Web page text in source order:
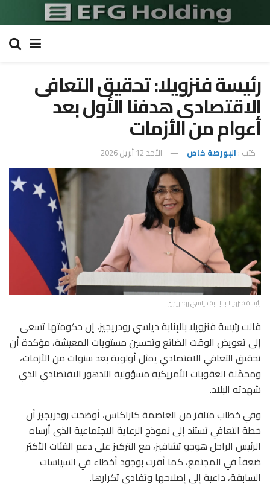
رئيسة فنزويلا: تحقيق التعافى
الاقتصادى هدفنا الأول بعد
أعوام من الأزمات
كتب : البورصة خاص الأحد 12 أبريل 2026
رئيسة فنزويلا بالإنابة ديلسي رودريجيز
قالت رئيسة فنزويلا بالإنابة ديلسي رودريجيز، إن حكومتها تسعى
إلى تعويض الوقت الضائع وتحسين مستويات المعيشة، مؤكدة أن
تحقيق التعافي الاقتصادي يمثل أولوية بعد سنوات من الأزمات،
ومحمّلة العقوبات الأمريكية مسؤولية التدهور الاقتصادي الذي
شهدته البلاد.
وفي خطاب متلفز من العاصمة كاراكاس، أوضحت رودريجيز أن
خطة التعافي تستند إلى نموذج الرعاية الاجتماعية الذي أرساه
الرئيس الراحل هوجو تشافيز، مع التركيز على دعم الفئات الأكثر
ضعفاً في المجتمع، كما أقرت بوجود أخطاء في السياسات
السابقة، داعية إلى إصلاحها وتفادي تكرارها.